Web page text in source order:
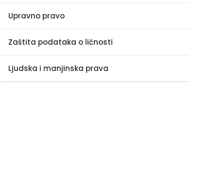
Upravno pravo
Zaštita podataka o ličnosti
Ljudska i manjinska prava